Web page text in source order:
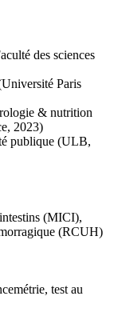
des sciences
Paris
& nutrition
2023)
publique (ULB,
(MICI),
(RCUH)
test au